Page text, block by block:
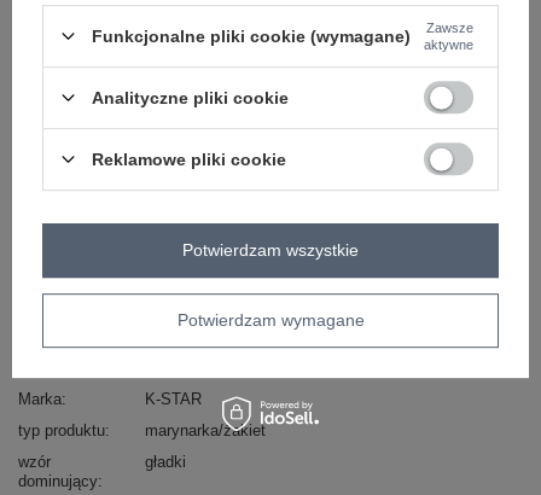
ZALOGUJ SIĘ I ZOBACZ CENĘ
skład materiału : 90% poliester, 10% elastan
sposób prania : pranie w pralce w 30°C
Marka
K-STAR
typ produktu
marynarka/żakiet
wzór
dominujący
gładki
Funkcjonalne pliki cookie (wymagane)
Zawsze
aktywne
Analityczne pliki cookie
Reklamowe pliki cookie
Potwierdzam wymagane
Potwierdzam wszystkie